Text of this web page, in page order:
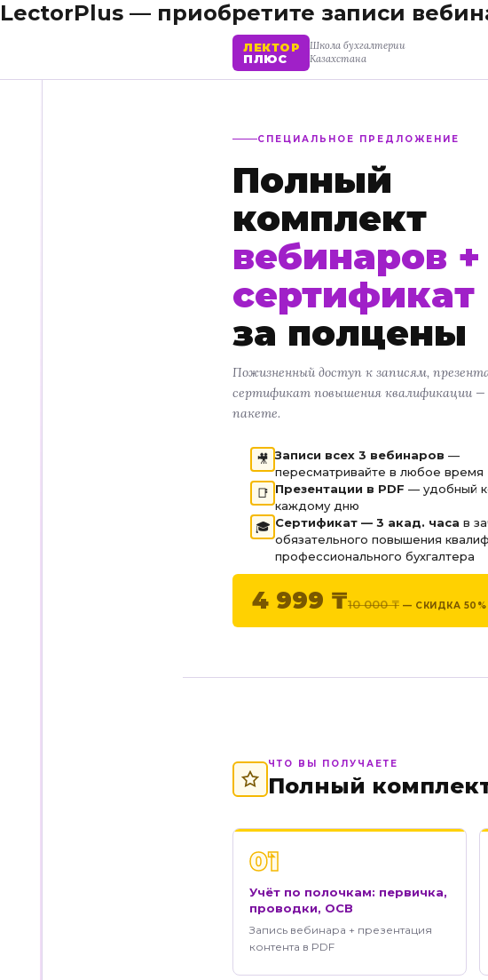
LectorPlus — приобретите записи
ЛЕКТОР
ПЛЮС
Школа бухгалтерии
Казахстана
СПЕЦИАЛЬНОЕ ПРЕДЛОЖЕНИЕ
Полный
комплект
вебинаров +
сертификат
за полцены
Пожизненный доступ к записям,
сертификат повышения квалификации —
пакете.
🎥 Записи всех 3 вебинаров —
пересматривайте в любое время
📑 Презентации в PDF — удобный
каждому дню
🎓 Сертификат — 3 акад. часа в
обязательного повышения
профессионального бухгалтера
4 999 ₸10 000 ₸ — СКИДКА 50%
ЧТО ВЫ ПОЛУЧАЕТЕ
Полный
01
Учёт по полочкам: первичка,
проводки, ОСВ
Запись вебинара + презентация
контента в PDF